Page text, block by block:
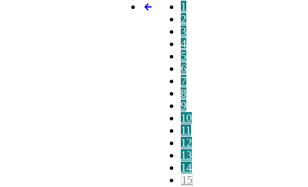
1
2
3
4
5
6
7
8
9
10
11
12
13
14
15